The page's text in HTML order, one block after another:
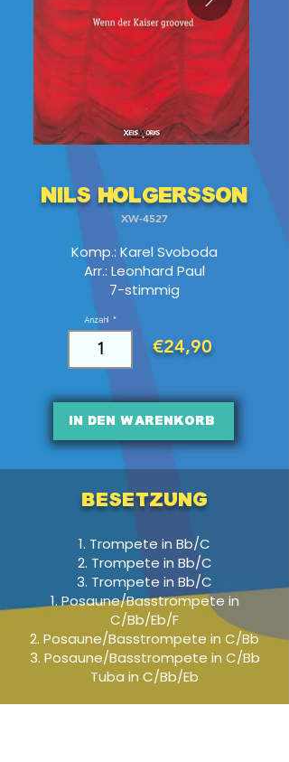
Nils Holgersson
XW-4527
Komp.: Karel Svoboda
Arr.: Leonhard Paul
7-stimmig
Anzahl
€24,90
In den Warenkorb
Besetzung
1. Trompete in Bb/C
2. Trompete in Bb/C
3. Trompete in Bb/C
1. Posaune/Basstrompete in
C/Bb/Eb/F
2. Posaune/Basstrompete in C/Bb
3. Posaune/Basstrompete in C/Bb
Tuba in C/Bb/Eb